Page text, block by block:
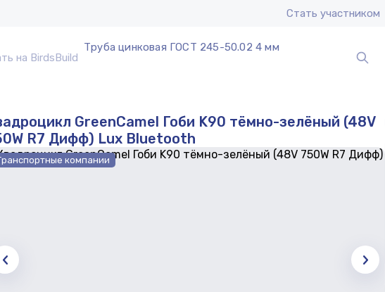
Стать участником
Труба цинковая ГОСТ 245-50.02 4 мм
GreenCamel Гоби K90 тёмно-зелёный (48V
R7 Дифф) Lux Bluetooth
компании